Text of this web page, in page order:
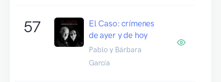
57
El Caso: crímenes
de ayer y de hoy
Pablo y Bárbara
García